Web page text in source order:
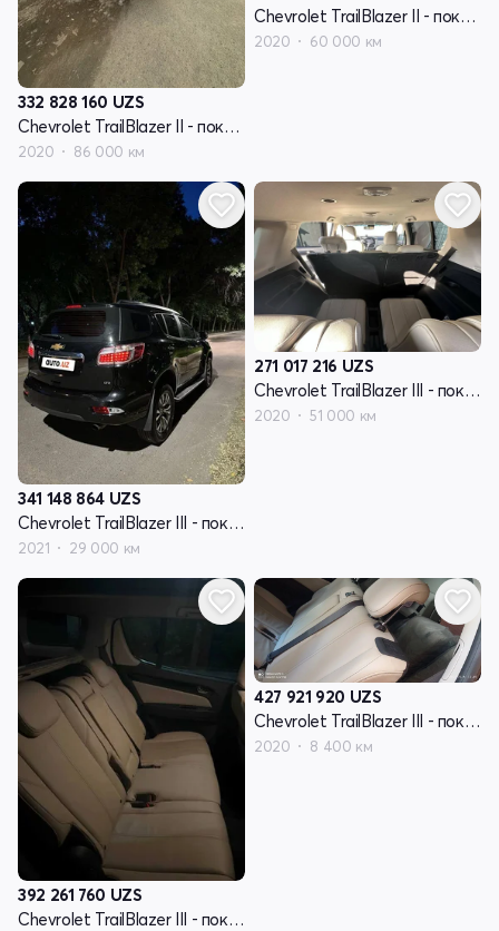
332 828 160 UZS
Chevrolet TrailBlazer II - поколение рестайлинг
2020 86 000 км
Chevrolet TrailBlazer II - поколение рестайлинг
2020 60 000 км
341 148 864 UZS
Chevrolet TrailBlazer III - поколение
2021 29 000 км
271 017 216 UZS
Chevrolet TrailBlazer III - поколение
2020 51 000 км
392 261 760 UZS
Chevrolet TrailBlazer III - поколение
427 921 920 UZS
Chevrolet TrailBlazer III - поколение
2020 8 400 км